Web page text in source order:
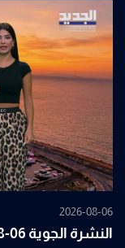
2026-08-06
النشرة الجوية 06-08-2026